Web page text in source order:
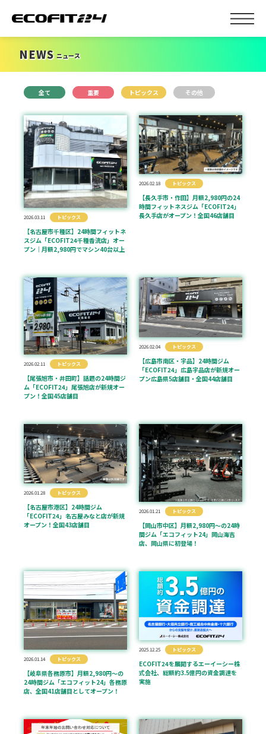
NEWS ニュース
全て 重要 トピックス その他
2026.03.11 トピックス
【名古屋市千種区】24時間フィットネ
スジム「ECOFIT24千種香流店」オー
プン｜月額2,980円でマシン40台以上
2026.02.18 トピックス
【長久手市・作田】月額2,980円の24
時間フィットネスジム「ECOFIT24」
長久手店がオープン！全国46店舗目
2026.02.11 トピックス
【尾張旭市・井田町】話題の24時間ジ
ム「ECOFIT24」尾張旭店が新規オー
プン！全国45店舗目
2026.02.04 トピックス
【広島市南区・宇品】24時間ジム
「ECOFIT24」広島宇品店が新規オー
プン広島県5店舗目・全国44店舗目
2026.01.28 トピックス
【名古屋市港区】24時間ジム
「ECOFIT24」名古屋みなと店が新規
オープン！全国43店舗目
2026.01.21 トピックス
【岡山市中区】月額2,980円〜の24時
間ジム「エコフィット24」岡山海吉
店、岡山県に初登場！
2026.01.14 トピックス
【岐阜県各務原市】月額2,980円〜の
24時間ジム「エコフィット24」各務原
店、全国41店舗目としてオープン！
2025.12.25 トピックス
ECOFIT24を展開するエーイーシー株
式会社、総額約3.5億円の資金調達を
実施